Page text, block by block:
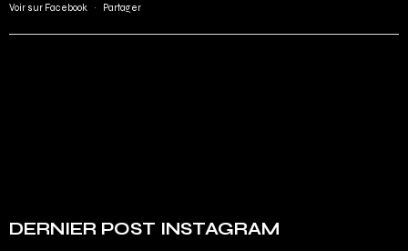
Voir sur Facebook · Partager
DERNIER POST INSTAGRAM